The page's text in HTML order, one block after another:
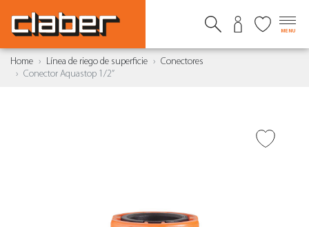
MENU
Home Línea de riego de superficie
Conectores
Conector Aquastop 1/2”